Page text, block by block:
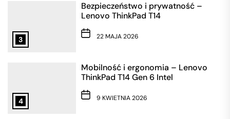
3
Bezpieczeństwo i prywatność –
Lenovo ThinkPad T14
22 MAJA 2026
4
Mobilność i ergonomia – Lenovo
ThinkPad T14 Gen 6 Intel
9 KWIETNIA 2026